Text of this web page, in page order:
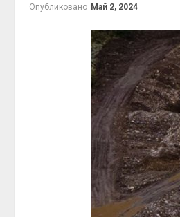
Опубликовано Май 2, 2024
для
сентябре
Авг 6, 2026
Европа
больше
Авг 6, 2026
В горах
места